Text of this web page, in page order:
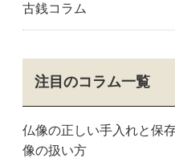
古銭コラム
注目のコラム一覧
仏像の正しい手入れと保
像の扱い方